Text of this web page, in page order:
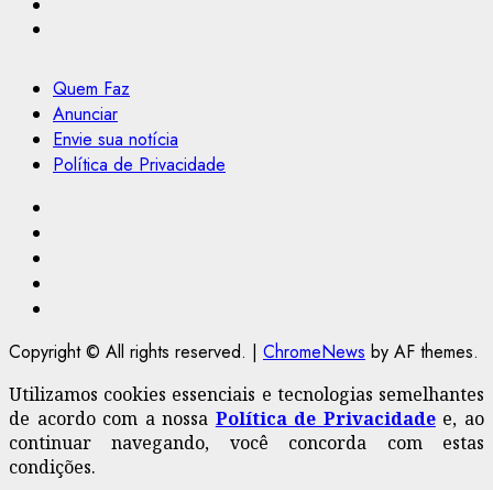
Quem Faz
Anunciar
Envie sua notícia
Política de Privacidade
Copyright © All rights reserved. | ChromeNews by AF themes.
Utilizamos cookies essenciais e tecnologias semelhantes
de acordo com a nossa Política de Privacidadee, ao
continuar navegando, você concorda com estas
condições.